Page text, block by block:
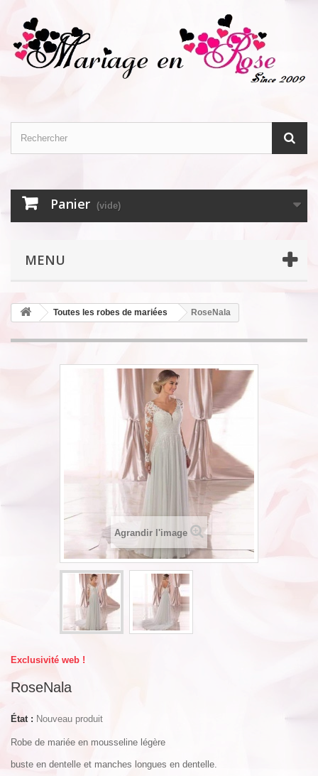
Panier (vide)
MENU
Toutes les robes de mariées RoseNala
Agrandir l'image
Exclusivité web !
RoseNala
État : Nouveau produit
Robe de mariée en mousseline légère
buste en dentelle et manches longues en dentelle.